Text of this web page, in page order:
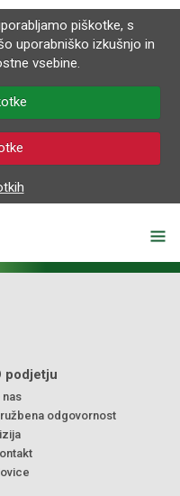
piškotke, s
uporabniško izkušnjo in
vsebine.
podjetju
nas
odgovornost